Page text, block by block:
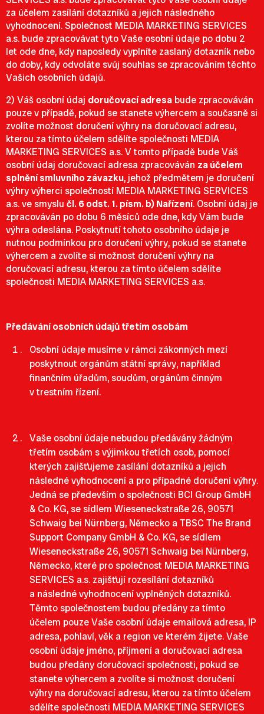
za účelem zasílání dotazníků a jejich následného
vyhodnocení. Společnost MEDIA MARKETING SERVICES
a.s. bude zpracovávat tyto Vaše osobní údaje po dobu 2
let ode dne, kdy naposledy vyplníte zaslaný dotazník nebo
do doby, kdy odvoláte svůj souhlas se zpracováním těchto
Vašich osobních údajů.
2) Váš osobní údaj doručovací adresa bude zpracováván
pouze v případě, pokud se stanete výhercem a současně si
zvolíte možnost doručení výhry na doručovací adresu,
kterou za tímto účelem sdělíte společnosti MEDIA
MARKETING SERVICES a.s. V tomto případě bude Váš
osobní údaj doručovací adresa zpracováván za účelem
splnění smluvního závazku, jehož předmětem je doručení
výhry výherci společností MEDIA MARKETING SERVICES
a.s. ve smyslu čl. 6 odst. 1. písm. b) Nařízení. Osobní údaj je
zpracováván po dobu 6 měsíců ode dne, kdy Vám bude
výhra odeslána. Poskytnutí tohoto osobního údaje je
nutnou podmínkou pro doručení výhry, pokud se stanete
výhercem a zvolíte si možnost doručení výhry na
doručovací adresu, kterou za tímto účelem sdělíte
společnosti MEDIA MARKETING SERVICES a.s.
Předávání osobních údajů třetím osobám
Osobní údaje musíme v rámci zákonných mezí
poskytnout orgánům státní správy, například
finančním úřadům, soudům, orgánům činným
v trestním řízení.
Vaše osobní údaje nebudou předávány žádným
třetím osobám s výjimkou třetích osob, pomocí
kterých zajišťujeme zasílání dotazníků a jejich
následné vyhodnocení a pro případné doručení výhry.
Jedná se především o společnosti BCI Group GmbH
& Co. KG, se sídlem Wieseneckstraße 26, 90571
Schwaig bei Nürnberg, Německo a TBSC The Brand
Support Company GmbH & Co. KG, se sídlem
Wieseneckstraße 26, 90571 Schwaig bei Nürnberg,
Německo, které pro společnost MEDIA MARKETING
SERVICES a.s. zajišťují rozesílání dotazníků
a následné vyhodnocení vyplněných dotazníků.
Těmto společnostem budou předány za tímto
účelem pouze Vaše osobní údaje emailová adresa, IP
adresa, pohlaví, věk a region ve kterém žijete. Vaše
osobní údaje jméno, příjmení a doručovací adresa
budou předány doručovací společnosti, pokud se
stanete výhercem a zvolíte si možnost doručení
výhry na doručovací adresu, kterou za tímto účelem
sdělíte společnosti MEDIA MARKETING SERVICES